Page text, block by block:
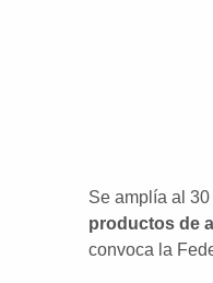
Se amplía al
productos de
convoca la